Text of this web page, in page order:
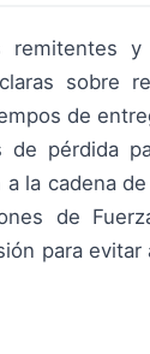
y
sobre
de
de pérdida
la cadena
de
para evitar